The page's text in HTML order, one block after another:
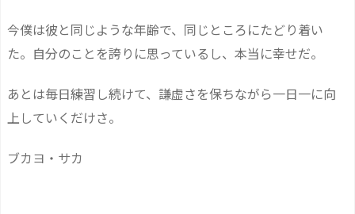
今僕は彼と同じような年齢で、同じところにたどり着い
た。自分のことを誇りに思っているし、本当に幸せだ。
あとは毎日練習し続けて、謙虚さを保ちながら一日一に向
上していくだけさ。
ブカヨ・サカ